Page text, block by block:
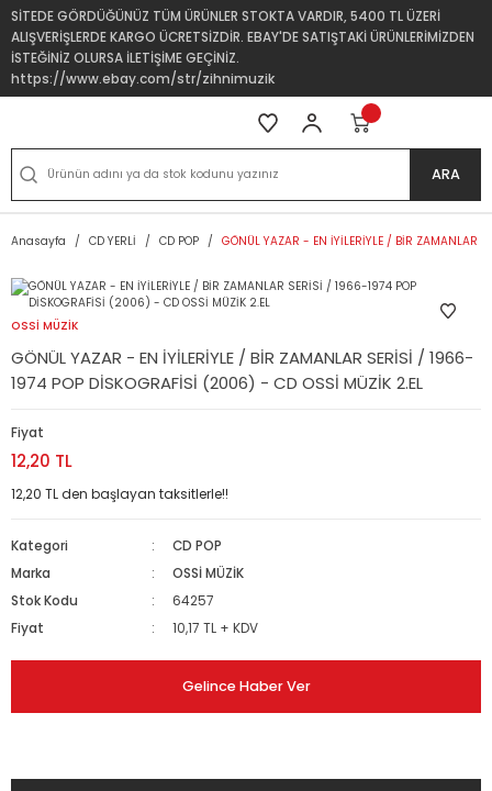
SİTEDE GÖRDÜĞÜNÜZ TÜM ÜRÜNLER STOKTA VARDIR, 5400 TL ÜZERİ
ALIŞVERİŞLERDE KARGO ÜCRETSİZDİR. EBAY'DE SATIŞTAKİ ÜRÜNLERİMİZDEN
İSTEĞİNİZ OLURSA İLETİŞİME GEÇİNİZ.
https://www.ebay.com/str/zihnimuzik
ARA
Anasayfa CD YERLİ CD POP GÖNÜL YAZAR - EN İYİLERİYLE / BİR
OSSİ MÜZİK
GÖNÜL YAZAR - EN İYİLERİYLE / BİR ZAMANLAR SERİSİ / 1966-
1974 POP DİSKOGRAFİSİ (2006) - CD OSSİ MÜZİK 2.EL
Fiyat
12,20 TL
12,20 TL den başlayan taksitlerle!!
Kategori
CD POP
Marka
OSSİ MÜZİK
Stok Kodu
64257
Fiyat
10,17 TL + KDV
Gelince Haber Ver